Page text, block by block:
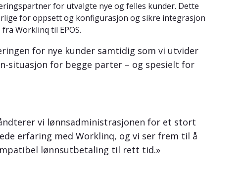
for utvalgte nye og felles kunder. Dette
for oppsett og konfigurasjon og sikre integrasjon
Worklinq til EPOS.
for nye kunder samtidig som vi utvider
situasjon for begge parter – og spesielt for
vi lønnsadministrasjonen for et stort
erfaring med Worklinq, og vi ser frem til å
lønnsutbetaling til rett tid.»